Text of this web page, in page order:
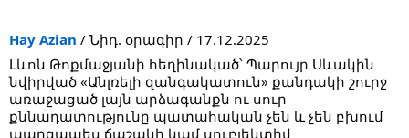
Hay Azian / Նիդ. օրագիր / 17.12.2025
Լևոն Թոքմաջյանի հեղինակած՝ Պարույր Սևակին
նվիրված «Անլռելի զանգակատուն» քանդակի շուրջ
առաջացած լայն արձագանքն ու սուր
քննադատությունը պատահական չեն և չեն բխում
պարզապես ճաշակի կամ սուբյեկտիվ